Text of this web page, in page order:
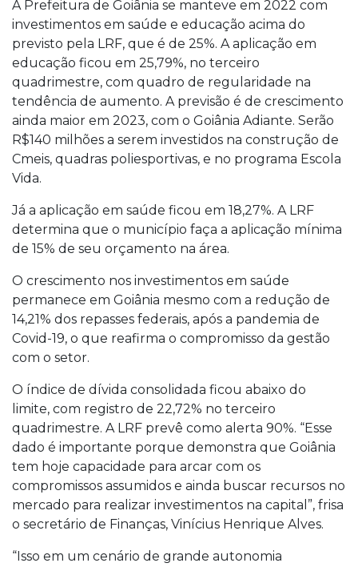
A Prefeitura de Goiânia se manteve em 2022 com
investimentos em saúde e educação acima do
previsto pela LRF, que é de 25%. A aplicação em
educação ficou em 25,79%, no terceiro
quadrimestre, com quadro de regularidade na
tendência de aumento. A previsão é de crescimento
ainda maior em 2023, com o Goiânia Adiante. Serão
R$140 milhões a serem investidos na construção de
Cmeis, quadras poliesportivas, e no programa Escola
Vida.
Já a aplicação em saúde ficou em 18,27%. A LRF
determina que o município faça a aplicação mínima
de 15% de seu orçamento na área.
O crescimento nos investimentos em saúde
permanece em Goiânia mesmo com a redução de
14,21% dos repasses federais, após a pandemia de
Covid-19, o que reafirma o compromisso da gestão
com o setor.
O índice de dívida consolidada ficou abaixo do
limite, com registro de 22,72% no terceiro
quadrimestre. A LRF prevê como alerta 90%. “Esse
dado é importante porque demonstra que Goiânia
tem hoje capacidade para arcar com os
compromissos assumidos e ainda buscar recursos no
mercado para realizar investimentos na capital”, frisa
o secretário de Finanças, Vinícius Henrique Alves.
“Isso em um cenário de grande autonomia